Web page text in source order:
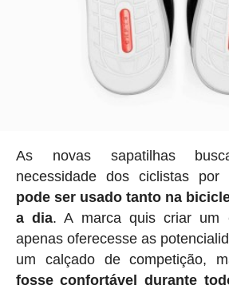
As novas sapatilhas
necessidade dos ciclistas
pode ser usado tanto na
a dia. A marca quis criar um
apenas oferecesse as
um calçado de competição,
fosse confortável durante